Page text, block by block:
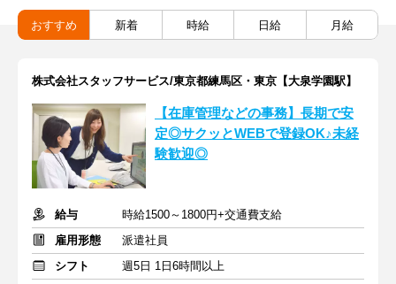
おすすめ 新着 時給 日給 月給
株式会社スタッフサービス/東京都練馬区・東京【大泉学園駅】
【在庫管理などの事務】長期で安
定◎サクッとWEBで登録OK♪未経
験歓迎◎
給与
時給1500～1800円+交通費支給
雇用形態
派遣社員
シフト
週5日 1日6時間以上